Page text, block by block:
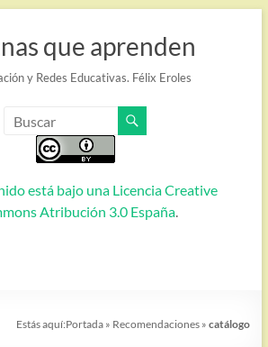
que aprenden
y Redes Educativas. Félix Eroles
está bajo una Licencia Creative
Atribución 3.0 España.
Estás aquí:Portada » Recomendaciones »catálogo